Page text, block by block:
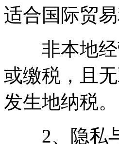
适合国际贸
非本地经
或缴税，且
发生地纳税。
2、隐私